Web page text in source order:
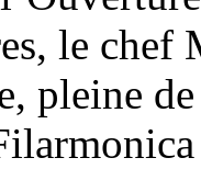
le
pleine